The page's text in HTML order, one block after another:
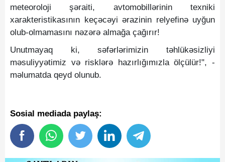
meteoroloji şəraiti, avtomobillərinin texniki
xarakteristikasının keçəcəyi ərazinin relyefinə uyğun
olub-olmamasını nəzərə almağa çağırır!
Unutmayaq ki, səfərlərimizin təhlükəsizliyi
məsuliyyətimiz və risklərə hazırlığımızla ölçülür!", -
məlumatda qeyd olunub.
Sosial mediada paylaş: